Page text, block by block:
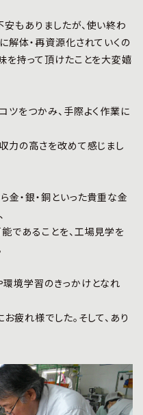
もありましたが、使い終わ
解体・再資源化されていくの
を持って頂けたことを大変嬉
ツをつかみ、手際よく作業に
力の高さを改めて感じまし
金・銀・銅といった貴重な金
であることを、工場見学を
境学習のきっかけとなれ
疲れ様でした。そして、あり